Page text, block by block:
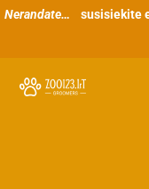
Pereiti
Nerandate… susisiekite